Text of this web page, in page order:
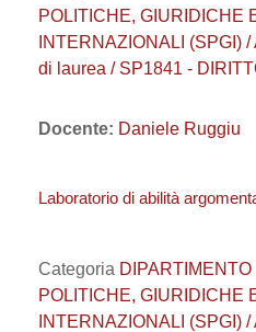
POLITICHE, GIURIDICHE
INTERNAZIONALI (SPGI)
di laurea / SP1841 -
Docente: Daniele Ruggiu
Laboratorio di abilità
Categoria
POLITICHE, GIURIDICHE
INTERNAZIONALI (SPGI)